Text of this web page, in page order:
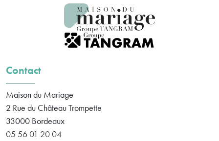
Contact
Maison du Mariage
2 Rue du Château Trompette
33000 Bordeaux
05 56 01 20 04